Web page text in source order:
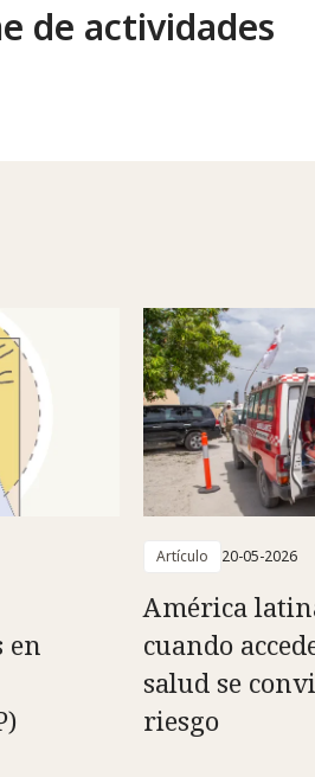
de actividades
en
Artículo 20-05-2026
América
cuando
salud se
riesgo